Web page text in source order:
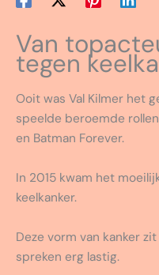
Van
tegen
Ooit was Val Kilmer het
speelde beroemde
en Batman Forever.
In 2015 kwam het
keelkanker.
Deze vorm van kanker
spreken erg lastig.